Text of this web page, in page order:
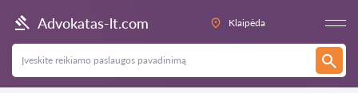
Advokatas-lt.com Klaipėda